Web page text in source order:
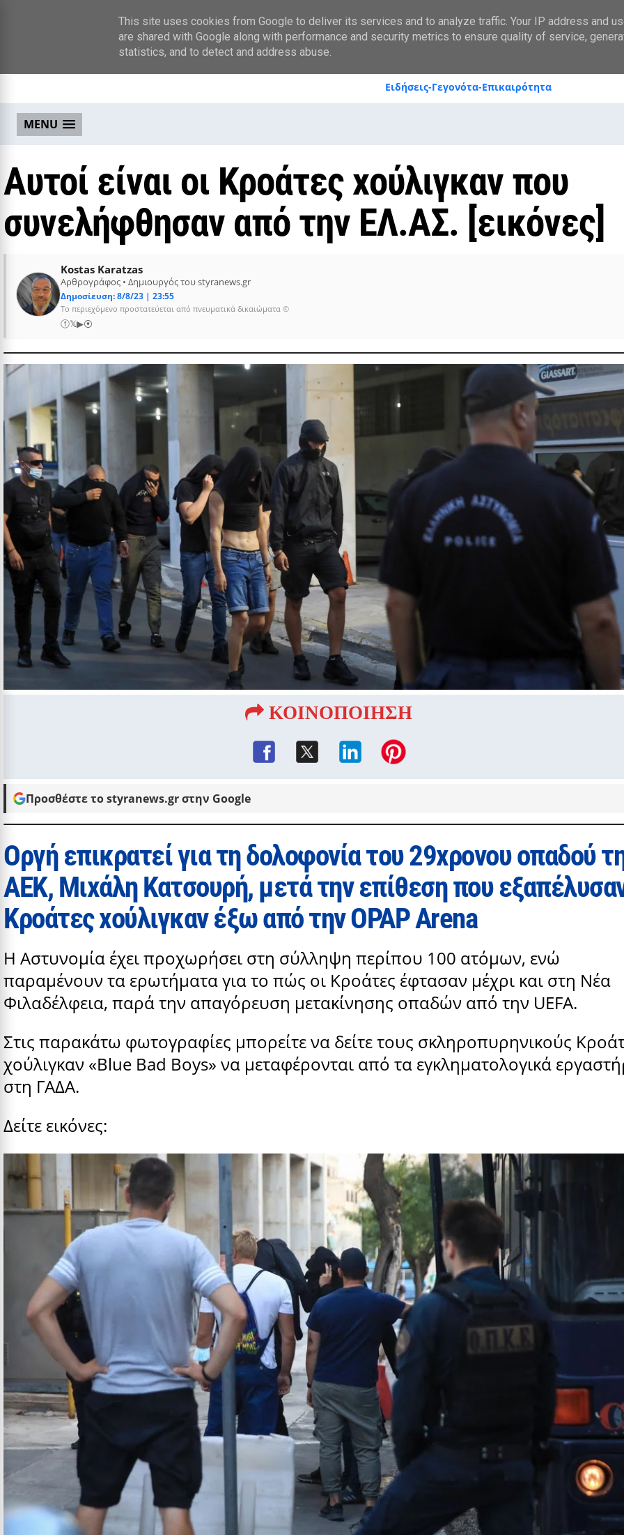
styranews.gr
Ειδήσεις-Γεγονότα-Επικαιρότητα
MENU
Αυτοί είναι οι Κροάτες χούλιγκαν που
συνελήφθησαν από την ΕΛ.ΑΣ. [εικόνες]
Kostas Karatzas
Αρθρογράφος • Δημιουργός του styranews.gr
Δημοσίευση: 8/8/23 | 23:55
Το περιεχόμενο προστατεύεται από πνευματικά δικαιώματα ©
ⓕ𝕏▶⦿
ΚΟΙΝΟΠΟΙΗΣΗ
Προσθέστε το styranews.gr στην Google
Οργή επικρατεί για τη δολοφονία του 29χρονου οπαδού
ΑΕΚ, Μιχάλη Κατσουρή, μετά την επίθεση που
Κροάτες χούλιγκαν έξω από την OPAP Arena
Η Αστυνομία έχει προχωρήσει στη σύλληψη περίπου 100 ατόμων, ενώ
παραμένουν τα ερωτήματα για το πώς οι Κροάτες έφτασαν μέχρι και στη Νέα
Φιλαδέλφεια, παρά την απαγόρευση μετακίνησης οπαδών από την UEFA.
Στις παρακάτω φωτογραφίες μπορείτε να δείτε τους σκληροπυρηνικούς
χούλιγκαν «Blue Bad Boys» να μεταφέρονται από τα εγκληματολογικά
στη ΓΑΔΑ.
Δείτε εικόνες:
This site uses cookies from Google to deliver its services and to analyze traffic. Your IP address and
are shared with Google along with performance and security metrics to ensure quality of service,
statistics, and to detect and address abuse.